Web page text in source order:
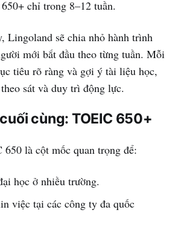
chỉ trong 8–12 tuần.
Lingoland sẽ chia nhỏ hành trình
mới bắt đầu theo từng tuần. Mỗi
tiêu rõ ràng và gợi ý tài liệu học,
sát và duy trì động lực.
cùng: TOEIC 650+
là cột mốc quan trọng để:
học ở nhiều trường.
việc tại các công ty đa quốc